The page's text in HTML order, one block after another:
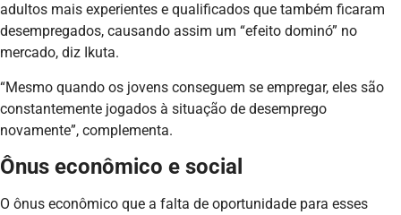
adultos mais experientes e qualificados que também ficaram
desempregados, causando assim um “efeito dominó” no
mercado, diz Ikuta.
“Mesmo quando os jovens conseguem se empregar, eles são
constantemente jogados à situação de desemprego
novamente”, complementa.
Ônus econômico e social
O ônus econômico que a falta de oportunidade para esses